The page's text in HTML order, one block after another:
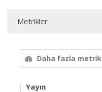
Metrikler
Daha fazla metrik
Yayın